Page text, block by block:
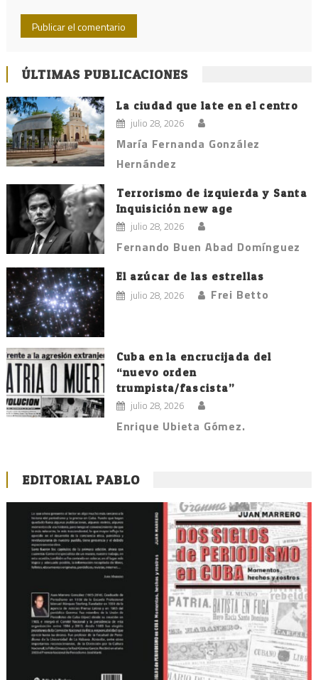
ÚLTIMAS PUBLICACIONES
La ciudad que late en el centro
julio 28, 2026
María Fernanda González
Hernández
Terrorismo de izquierda y Santa
Inquisición new age
julio 28, 2026
Fernando Buen Abad Domínguez
El azúcar de las estrellas
julio 28, 2026 Frei Betto
Cuba en la encrucijada del
“nuevo orden
trumpista/fascista”
julio 28, 2026
Enrique Ubieta Gómez.
EDITORIAL PABLO